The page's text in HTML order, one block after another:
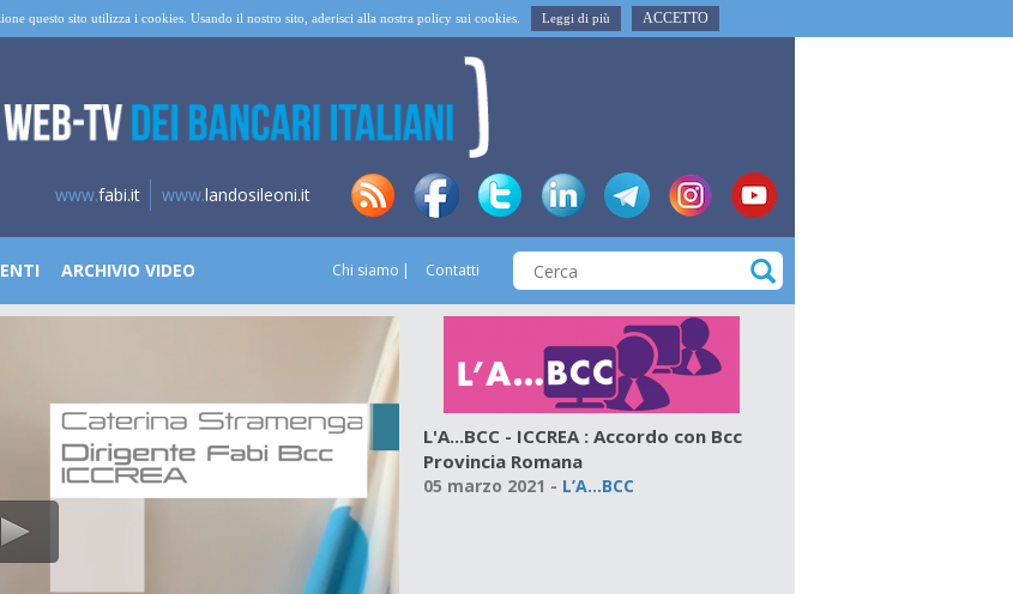
questo sito utilizza i cookies. Usando il nostro sito, aderisci alla nostra policy sui cookies. Leggi di più ACCETTO
www.fabi.it www.landosileoni.it
ARCHIVIO VIDEO Chi siamo Contatti
L'A...BCC - ICCREA : Accordo con Bcc
Provincia Romana
05 marzo 2021 - L’A…BCC